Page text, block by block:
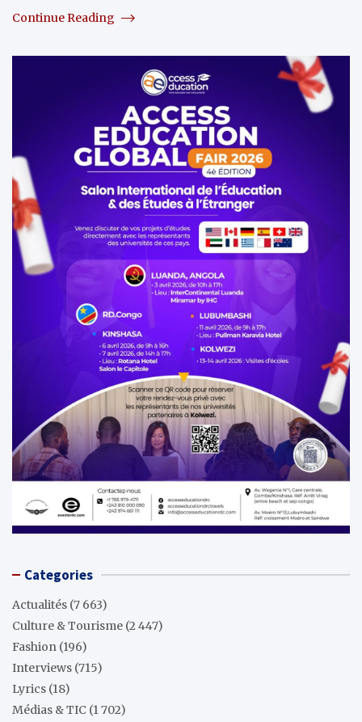
Continue Reading
Categories
Actualités (7 663)
Culture & Tourisme (2 447)
Fashion (196)
Interviews (715)
Lyrics (18)
Médias & TIC (1 702)